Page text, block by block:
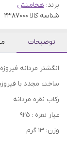
برند: هخامنش
شناسه کالا 2387000
توضیحات
انگشتر مردانه
ساخت مجدد با
رکاب نقره مردانه
عیار نقره : 925
وزن: 13 گرم